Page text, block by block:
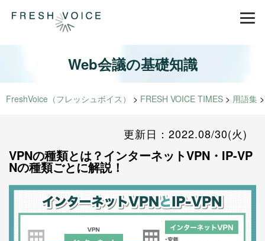
Web会議の基礎知識
FreshVoice（フレッシュボイス） > FRESH VOICE TIMES > 用語集
更新日：2022.08/30(火)
VPNの種類とは？インターネットVPN・IP-VP
Nの種類ごとに解説！